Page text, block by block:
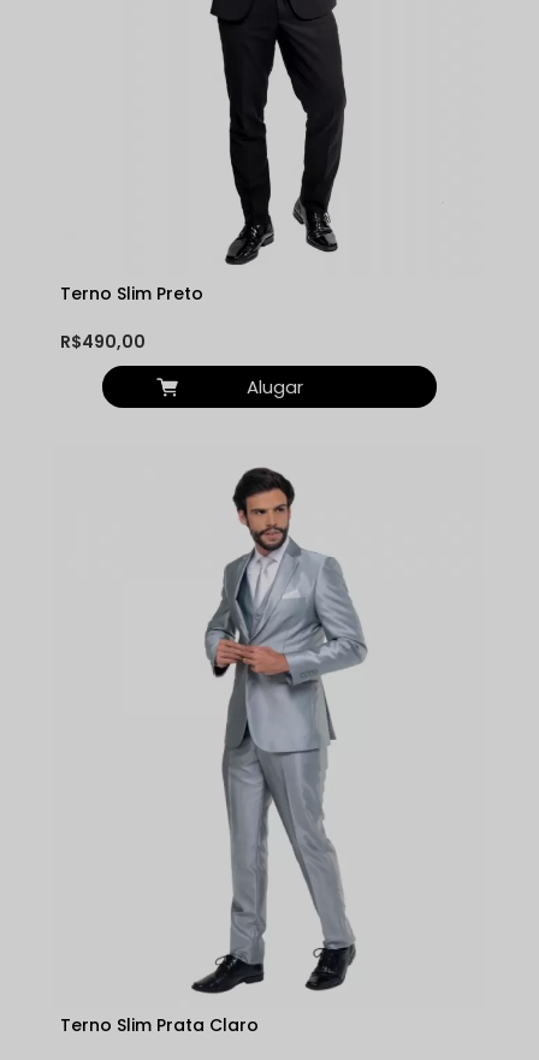
Terno Slim Preto
R$490,00
Alugar
Terno Slim Prata Claro